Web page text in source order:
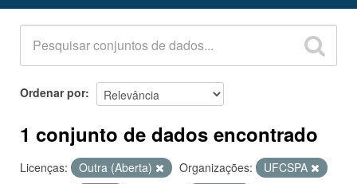
Organizações
Grupos
Sobre
Ordenar por
1 conjunto de dados encontrado
Licenças: Outra (Aberta) Organizações:
UFCSPA